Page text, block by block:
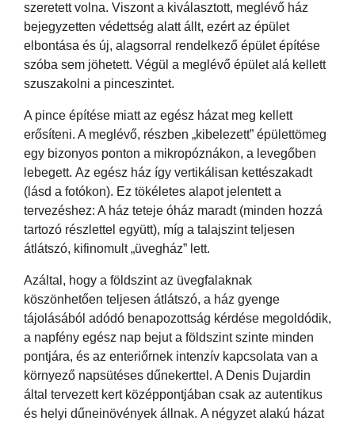
szeretett volna. Viszont a kiválasztott, meglévő ház
bejegyzetten védettség alatt állt, ezért az épület
elbontása és új, alagsorral rendelkező épület építése
szóba sem jöhetett. Végül a meglévő épület alá kellett
szuszakolni a pinceszintet.
A pince építése miatt az egész házat meg kellett
erősíteni. A meglévő, részben „kibelezett” épülettömeg
egy bizonyos ponton a mikropóznákon, a levegőben
lebegett. Az egész ház így vertikálisan kettészakadt
(lásd a fotókon). Ez tökéletes alapot jelentett a
tervezéshez: A ház teteje óház maradt (minden hozzá
tartozó részlettel együtt), míg a talajszint teljesen
átlátszó, kifinomult „üvegház” lett.
Azáltal, hogy a földszint az üvegfalaknak
köszönhetően teljesen átlátszó, a ház gyenge
tájolásából adódó benapozottság kérdése megoldódik,
a napfény egész nap bejut a földszint szinte minden
pontjára, és az enteriőrnek intenzív kapcsolata van a
környező napsütéses dűnekerttel. A Denis Dujardin
által tervezett kert középpontjában csak az autentikus
és helyi dűneinövények állnak. A négyzet alakú házat